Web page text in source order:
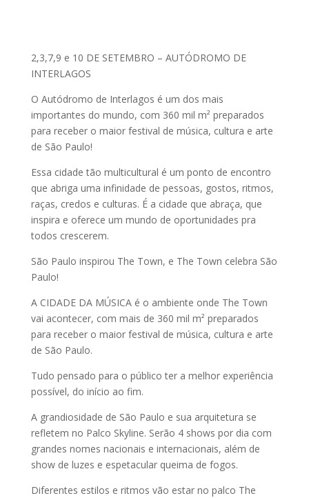
2,3,7,9 e 10 DE SETEMBRO – AUTÓDROMO DE
INTERLAGOS
O Autódromo de Interlagos é um dos mais
importantes do mundo, com 360 mil m² preparados
para receber o maior festival de música, cultura e arte
de São Paulo!
Essa cidade tão multicultural é um ponto de encontro
que abriga uma infinidade de pessoas, gostos, ritmos,
raças, credos e culturas. É a cidade que abraça, que
inspira e oferece um mundo de oportunidades pra
todos crescerem.
São Paulo inspirou The Town, e The Town celebra São
Paulo!
A CIDADE DA MÚSICA é o ambiente onde The Town
vai acontecer, com mais de 360 mil m² preparados
para receber o maior festival de música, cultura e arte
de São Paulo.
Tudo pensado para o público ter a melhor experiência
possível, do início ao fim.
A grandiosidade de São Paulo e sua arquitetura se
refletem no Palco Skyline. Serão 4 shows por dia com
grandes nomes nacionais e internacionais, além de
show de luzes e espetacular queima de fogos.
Diferentes estilos e ritmos vão estar no palco The